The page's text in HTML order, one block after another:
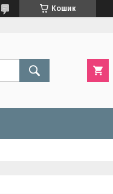
Кошик